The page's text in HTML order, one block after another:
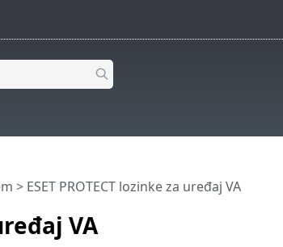
VA
> ESET PROTECT lozinke za uređaj VA